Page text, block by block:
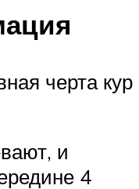
черта кур
и
4